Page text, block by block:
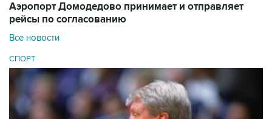
Аэропорт Домодедово принимает и отправляет
рейсы по согласованию
Все новости
СПОРТ